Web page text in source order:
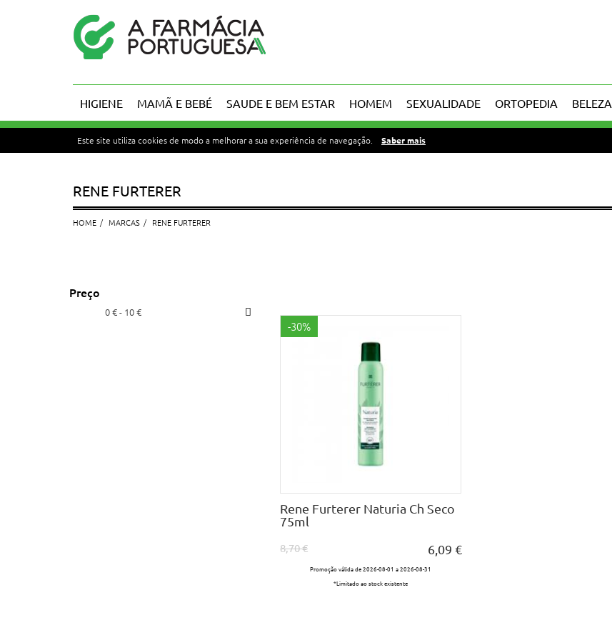
HIGIENE MAMÃ E BEBÉ SAUDE E BEM ESTAR HOMEM SEXUALIDADE ORTOPEDIA BELEZA
Este site utiliza cookies de modo a melhorar a sua experiência de navegação. Saber mais
RENE FURTERER
HOME MARCAS RENE FURTERER
Preço
0 € - 10 €
-30%
Rene Furterer Naturia Ch Seco
75ml
6,09 €
8,70 €
Promoção válida de 2026-08-01 a 2026-08-31
*Limitado ao stock existente